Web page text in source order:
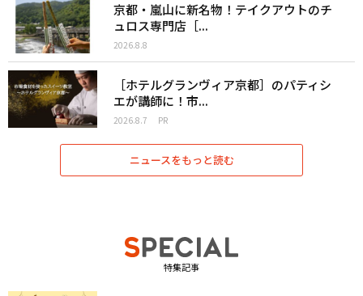
京都・嵐山に新名物！テイクアウトのチ
ュロス専門店［...
2026.8.8
［ホテルグランヴィア京都］のパティシ
エが講師に！市...
2026.8.7 PR
ニュースをもっと読む
特集記事